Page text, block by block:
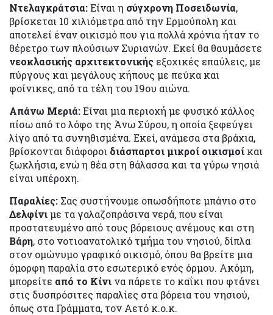
Ντελαγκράτσια:Είναι η σύγχρονη Ποσειδωνία,
βρίσκεται 10 χιλιόμετρα από την Ερμούπολη και
αποτελεί έναν οικισμό που για πολλά χρόνια ήταν το
θέρετρο των πλούσιων Συριανών. Εκεί θα θαυμάσετε
νεοκλασικής αρχιτεκτονικής εξοχικές επαύλεις, με
πύργους και μεγάλους κήπους με πεύκα και
φοίνικες, από τα τέλη του 19ου αιώνα.
Απάνω Μεριά:Είναι μια περιοχή με φυσικό κάλλος
πίσω από το λόφο της Άνω Σύρου, η οποία ξεφεύγει
λίγο από τα συνηθισμένα. Εκεί, ανάμεσα στα βράχια,
βρίσκονται διάφοροι διάσπαρτοι μικροί οικισμοί και
ξωκλήσια, ενώ η θέα στη θάλασσα και τα γύρω νησιά
είναι υπέροχη.
Παραλίες: Σας συστήνουμε οπωσδήποτε μπάνιο στο
Δελφίνιμε τα γαλαζοπράσινα νερά, που είναι
προστατευμένο από τους βόρειους ανέμους και στη
Βάρη, στο νοτιοανατολικό τμήμα του νησιού, δίπλα
στον ομώνυμο γραφικό οικισμό, όπου θα βρείτε μια
όμορφη παραλία στο εσωτερικό ενός όρμου. Ακόμη,
μπορείτε από το Κίνι να πάρετε το καΐκι που φτάνει
στις δυσπρόσιτες παραλίες στα βόρεια του νησιού,
όπως στα Γράμματα, τον Αετό κ.ο.κ.